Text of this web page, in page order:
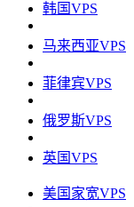
韩国VPS
马来西亚VPS
菲律宾VPS
俄罗斯VPS
英国VPS
美国家宽VPS